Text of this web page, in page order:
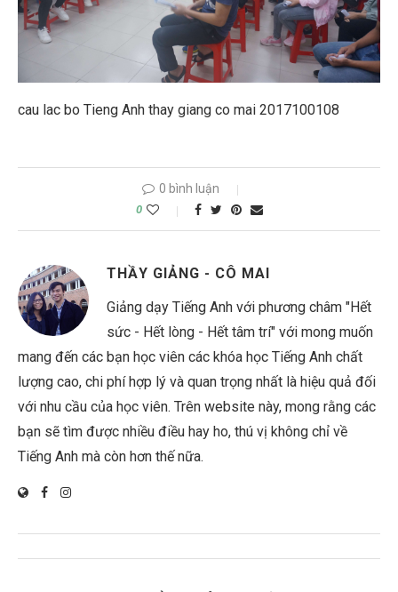
cau lac bo Tieng Anh thay giang co mai 2017100108
0 bình luận
0
THẦY GIẢNG - CÔ MAI
Giảng dạy Tiếng Anh với phương châm "Hết
sức - Hết lòng - Hết tâm trí" với mong muốn
mang đến các bạn học viên các khóa học Tiếng Anh chất
lượng cao, chi phí hợp lý và quan trọng nhất là hiệu quả đối
với nhu cầu của học viên. Trên website này, mong rằng các
bạn sẽ tìm được nhiều điều hay ho, thú vị không chỉ về
Tiếng Anh mà còn hơn thế nữa.